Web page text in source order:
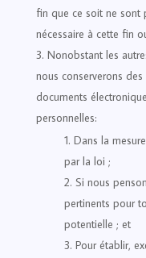
fin que ce soit ne sont
nécessaire à cette fin
Nonobstant les
nous conserverons
documents
personnelles:
Dans la
par la loi ;
Si nous
pertinents pour
potentielle ; et
Pour établir,